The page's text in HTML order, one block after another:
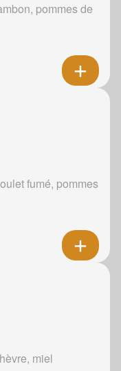
pommes de
fumé, pommes
miel